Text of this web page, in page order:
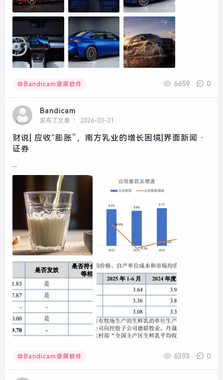
Bandicam录屏软件 6659 0
Bandicam
发布了文章 2026-03-31
财说| 应收“膨胀”，南方乳业的增长困境|界面新闻 ·
证券
...
Bandicam录屏软件 6393 0